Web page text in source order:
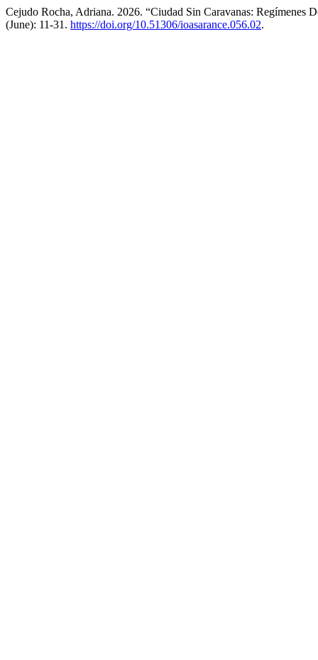
Cejudo Rocha, Adriana. 2026. “Ciudad Sin Caravanas:
(June): 11-31. https://doi.org/10.51306/ioasarance.056.02.